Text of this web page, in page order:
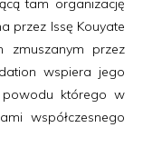
tam organizację
przez Issę Kouyate
zmuszanym przez
wspiera jego
którego w
współczesnego